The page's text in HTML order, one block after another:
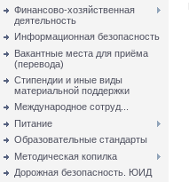
Финансово-хозяйственная
деятельность
Информационная безопасность
Вакантные места для приёма
(перевода)
Стипендии и иные виды
материальной поддержки
Международное сотруд...
Питание
Образовательные стандарты
Методическая копилка
Дорожная безопасность. ЮИД